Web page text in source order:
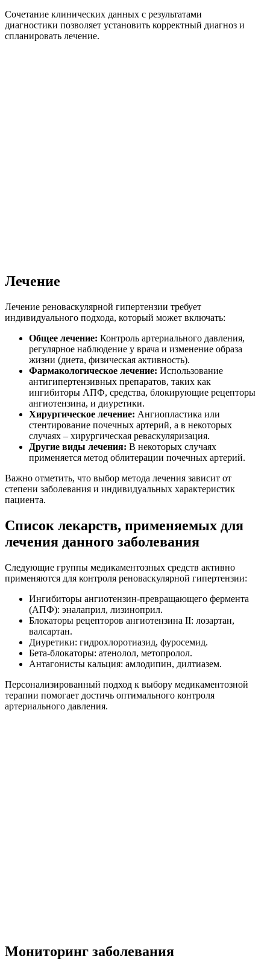
Сочетание клинических данных с результатами
диагностики позволяет установить корректный диагноз и
спланировать лечение.
Лечение
Лечение реноваскулярной гипертензии требует
индивидуального подхода, который может включать:
Общее лечение: Контроль артериального давления,
регулярное наблюдение у врача и изменение образа
жизни (диета, физическая активность).
Фармакологическое лечение: Использование
антигипертензивных препаратов, таких как
ингибиторы АПФ, средства, блокирующие рецепторы
ангиотензина, и диуретики.
Хирургическое лечение: Ангиопластика или
стентирование почечных артерий, а в некоторых
случаях – хирургическая реваскуляризация.
Другие виды лечения: В некоторых случаях
применяется метод облитерации почечных артерий.
Важно отметить, что выбор метода лечения зависит от
степени заболевания и индивидуальных характеристик
пациента.
Список лекарств, применяемых для
лечения данного заболевания
Следующие группы медикаментозных средств активно
применяются для контроля реноваскулярной гипертензии:
Ингибиторы ангиотензин-превращающего фермента
(АПФ): эналаприл, лизиноприл.
Блокаторы рецепторов ангиотензина II: лозартан,
валсартан.
Диуретики: гидрохлоротиазид, фуросемид.
Бета-блокаторы: атенолол, метопролол.
Антагонисты кальция: амлодипин, дилтиазем.
Персонализированный подход к выбору медикаментозной
терапии помогает достичь оптимального контроля
артериального давления.
Мониторинг заболевания